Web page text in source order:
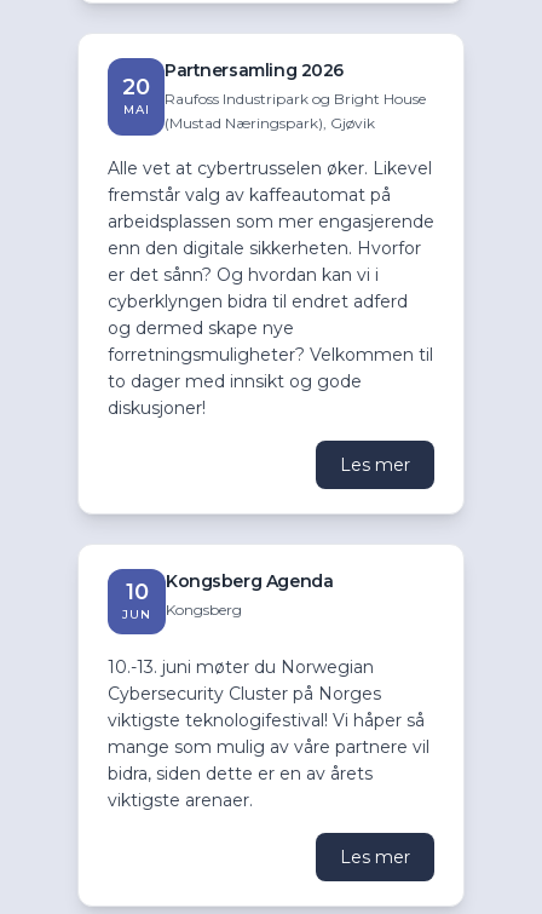
20
MAI
Partnersamling 2026
Raufoss Industripark og Bright House
(Mustad Næringspark), Gjøvik
Alle vet at cybertrusselen øker. Likevel
fremstår valg av kaffeautomat på
arbeidsplassen som mer engasjerende
enn den digitale sikkerheten. Hvorfor
er det sånn? Og hvordan kan vi i
cyberklyngen bidra til endret adferd
og dermed skape nye
forretningsmuligheter? Velkommen til
to dager med innsikt og gode
diskusjoner!
Les mer
10
JUN
Kongsberg Agenda
Kongsberg
10.-13. juni møter du Norwegian
Cybersecurity Cluster på Norges
viktigste teknologifestival! Vi håper så
mange som mulig av våre partnere vil
bidra, siden dette er en av årets
viktigste arenaer.
Les mer